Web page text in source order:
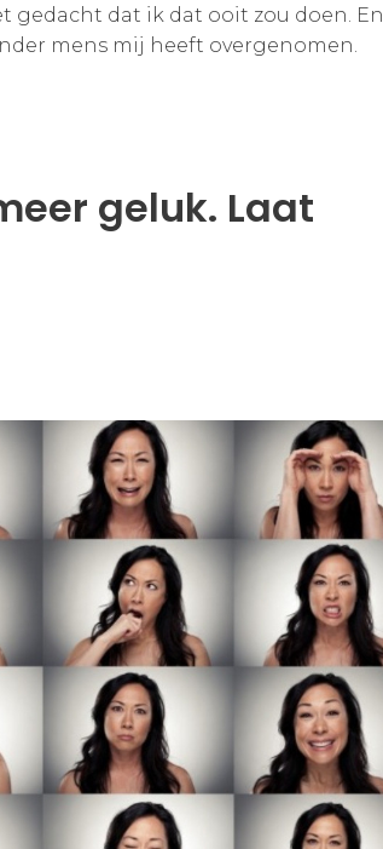
gedacht dat ik dat ooit zou doen. En
mens mij heeft overgenomen.
geluk. Laat